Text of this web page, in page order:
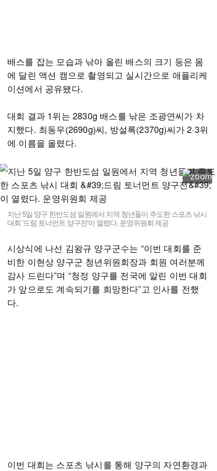
배스를 잡는 모습과 낚아 올린 배스의 크기 등은 몸
에 달린 액션 캠으로 촬영되고 실시간으로 애플리케
이션에서 공유됐다.
대회 결과 1위는 2830g 배스를 낚은 조광연씨가 차
지했다. 최동우(2690g)씨, 방설록(2370g)씨가 2·3위
에 이름을 올렸다.
지난 5일 양구 한반도섬 일원에서 지역 청년들이 주도한 스포츠 낚시
대회 '드림 토너먼트 양구전'이 열렸다. 운영위원회 제공
시상식에 나선 김왕규 양구군수는 “이번 대회를 준
비한 이현상 양구군 청년위원회장과 회원 여러분께
감사 드린다”며 “청정 양구를 전국에 알린 이번 대회
가 앞으로도 계속되기를 희망한다”고 인사를 전했
다.
이번 대회는 스포츠 낚시를 통해 양구의 자연환경과